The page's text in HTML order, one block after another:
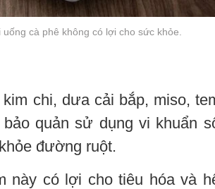
cà phê không có lợi cho sức khỏe.
chi, dưa cải bắp, miso,
quản sử dụng vi khuẩn
đường ruột.
này có lợi cho tiêu hóa và